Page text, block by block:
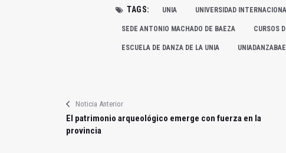
TAGS: UNIA UNIVERSIDAD
SEDE ANTONIO MACHADO DE BAEZA CURSOS
ESCUELA DE DANZA DE LA UNIA
Noticia Anterior
El patrimonio arqueológico emerge con fuerza en la
provincia